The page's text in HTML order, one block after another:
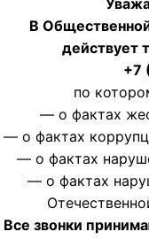
В
действует
+7
по
— о фактах
— о фактах
— о фактах
— о фактах
Все звонки